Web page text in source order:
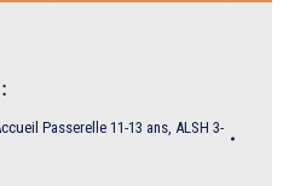
Passerelle 11-13 ans, ALSH 3-